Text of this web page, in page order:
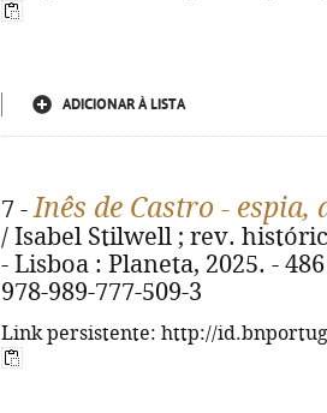
ADICIONAR À LISTA
7 -Inês de Castro -
/ Isabel Stilwell ; rev.
- Lisboa : Planeta, 2025. -
978-989-777-509-3
Link persistente: http://